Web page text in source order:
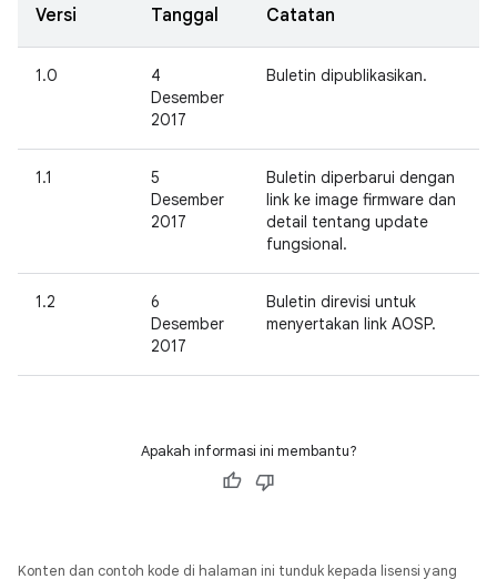
Versi Tanggal Catatan
1.0
4
Desember
2017
Buletin dipublikasikan.
1.1
5
Desember
2017
Buletin diperbarui dengan
link ke image firmware dan
detail tentang update
fungsional.
1.2
6
Desember
2017
Buletin direvisi untuk
menyertakan link AOSP.
Apakah informasi ini membantu?
Konten dan contoh kode di halaman ini tunduk kepada lisensi yang